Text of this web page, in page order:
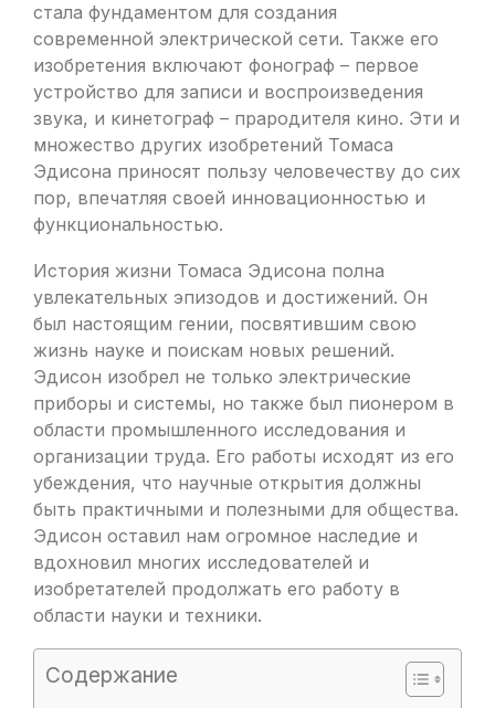
стала фундаментом для создания
современной электрической сети. Также его
изобретения включают фонограф – первое
устройство для записи и воспроизведения
звука, и кинетограф – прародителя кино. Эти и
множество других изобретений Томаса
Эдисона приносят пользу человечеству до сих
пор, впечатляя своей инновационностью и
функциональностью.
История жизни Томаса Эдисона полна
увлекательных эпизодов и достижений. Он
был настоящим гении, посвятившим свою
жизнь науке и поискам новых решений.
Эдисон изобрел не только электрические
приборы и системы, но также был пионером в
области промышленного исследования и
организации труда. Его работы исходят из его
убеждения, что научные открытия должны
быть практичными и полезными для общества.
Эдисон оставил нам огромное наследие и
вдохновил многих исследователей и
изобретателей продолжать его работу в
области науки и техники.
Содержание